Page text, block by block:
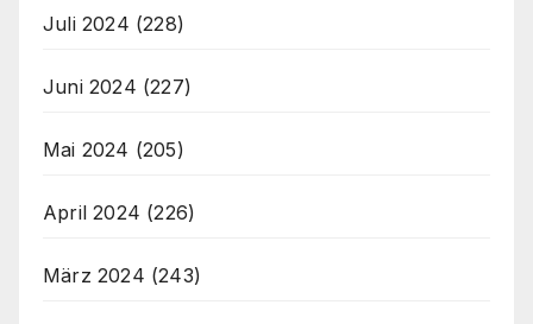
Juli 2024 (228)
Juni 2024 (227)
Mai 2024 (205)
April 2024 (226)
März 2024 (243)